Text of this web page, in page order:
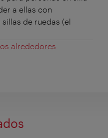
a ellas con
de ruedas (el
alrededores